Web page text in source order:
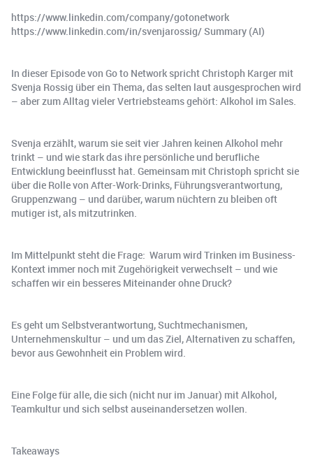
https://www.linkedin.com/company/gotonetwork
https://www.linkedin.com/in/svenjarossig/ Summary (AI)
In dieser Episode von Go to Network spricht Christoph Karger mit
Svenja Rossig über ein Thema, das selten laut ausgesprochen wird
– aber zum Alltag vieler Vertriebsteams gehört: Alkohol im Sales.
Svenja erzählt, warum sie seit vier Jahren keinen Alkohol mehr
trinkt – und wie stark das ihre persönliche und berufliche
Entwicklung beeinflusst hat. Gemeinsam mit Christoph spricht sie
über die Rolle von After-Work-Drinks, Führungsverantwortung,
Gruppenzwang – und darüber, warum nüchtern zu bleiben oft
mutiger ist, als mitzutrinken.
Im Mittelpunkt steht die Frage: Warum wird Trinken im Business-
Kontext immer noch mit Zugehörigkeit verwechselt – und wie
schaffen wir ein besseres Miteinander ohne Druck?
Es geht um Selbstverantwortung, Suchtmechanismen,
Unternehmenskultur – und um das Ziel, Alternativen zu schaffen,
bevor aus Gewohnheit ein Problem wird.
Eine Folge für alle, die sich (nicht nur im Januar) mit Alkohol,
Teamkultur und sich selbst auseinandersetzen wollen.
Takeaways